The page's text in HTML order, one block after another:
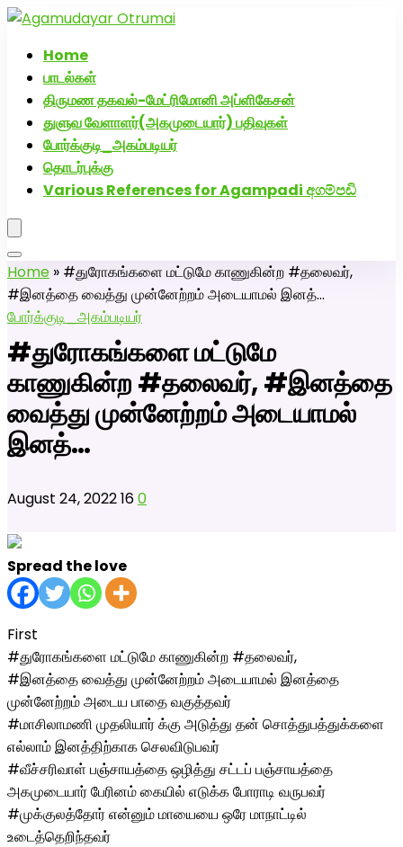
Home
பாடல்கள்
திருமண தகவல்-மேட்ரிமோனி அப்ளிகேசன்
துளுவ வேளாளர்(அகமுடையார்) பதிவுகள்
போர்க்குடி_அகம்படியர்
தொடர்புக்கு
Various References for Agampadi අගම්පඩි
Home » #துரோகங்களை மட்டுமே காணுகின்ற #தலைவர்,
#இனத்தை வைத்து முன்னேற்றம் அடையாமல் இனத்…
போர்க்குடி_அகம்படியர்
#துரோகங்களை மட்டுமே
காணுகின்ற #தலைவர், #இனத்தை
வைத்து முன்னேற்றம் அடையாமல்
இனத்…
August 24, 2022160
Spread the love
First
#துரோகங்களை மட்டுமே காணுகின்ற #தலைவர்,
#இனத்தை வைத்து முன்னேற்றம் அடையாமல் இனத்தை
முன்னேற்றம் அடைய பாதை வகுத்தவர்
#மாசிலாமணி முதலியார் க்கு அடுத்து தன் சொத்துபத்துக்களை
எல்லாம் இனத்திற்காக செலவிடுபவர்
#வீச்சரிவாள் பஞ்சாயத்தை ஒழித்து சட்டப் பஞ்சாயத்தை
அகமுடையார் பேரினம் கையில் எடுக்க போராடி வருபவர்
#முக்குலத்தோர் என்னும் மாயையை ஒரே மாநாட்டில்
உடைத்தெறிந்தவர்
அகமுடையார் திருமண வரன்களுக்கு அகமுடையார்மேட்ரி-